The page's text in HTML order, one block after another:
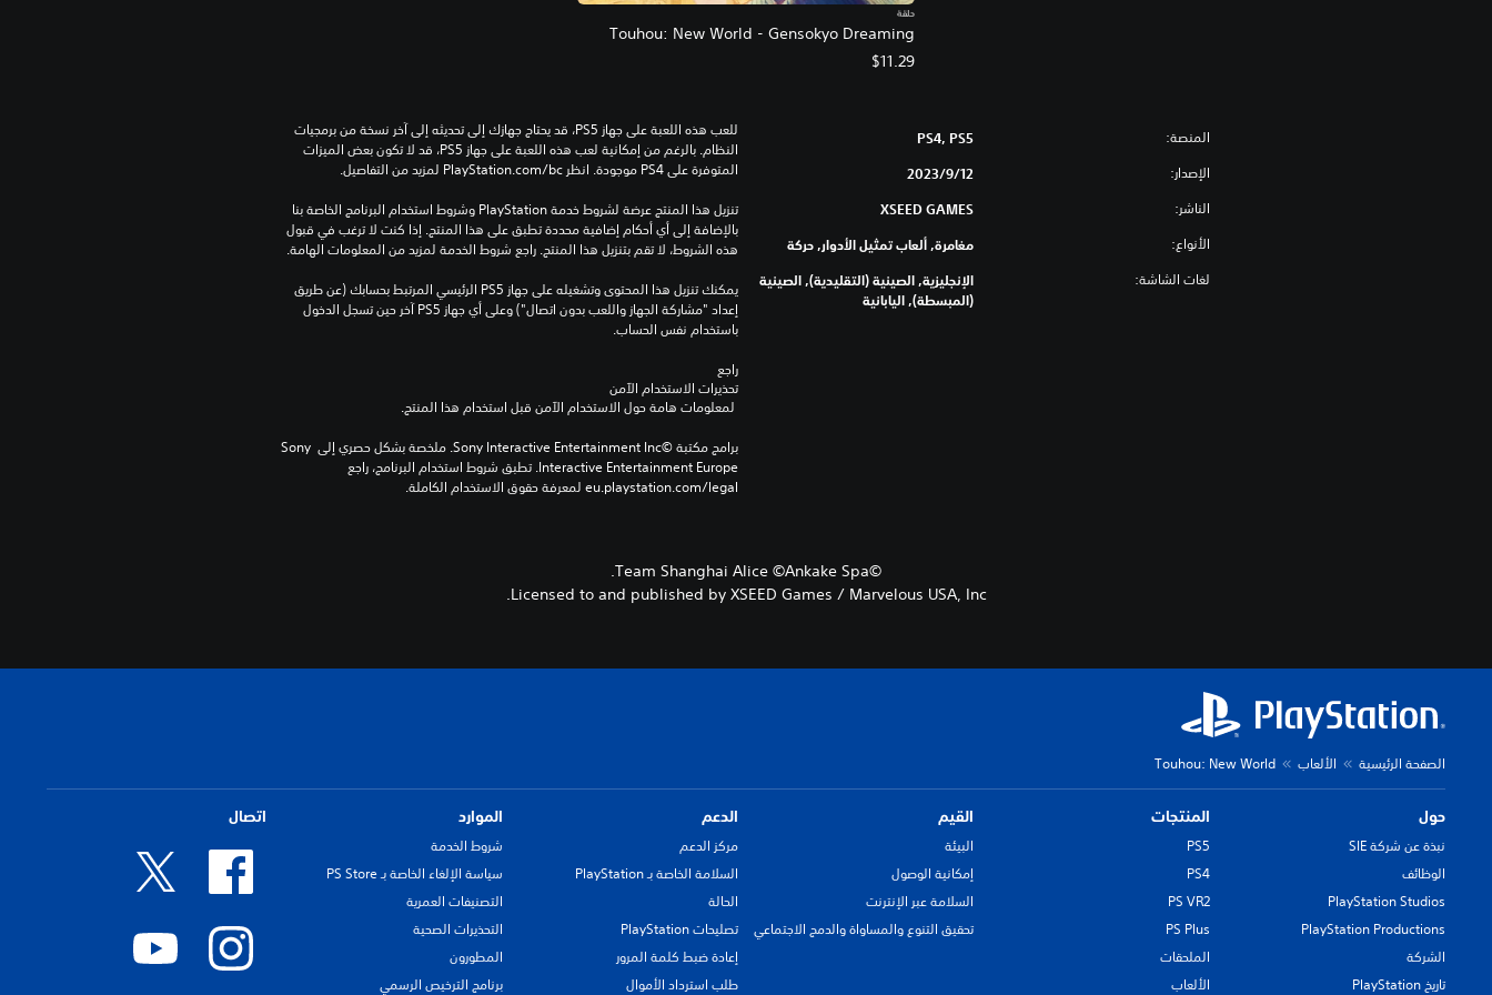
5
Touhou: New World - Gensokyo Dreaming
حلقة
$11.29
المنصة: PS4, PS5
الإصدار: 12‏/9‏/2023
الناشر: XSEED GAMES
الأنواع: مغامرة, ألعاب تمثيل الأدوار, حركة
لغات الشاشة:
الإنجليزية, الصينية (التقليدية), الصينية
(المبسطة), اليابانية
للعب هذه اللعبة على جهاز PS5، قد يحتاج جهازك إلى تحديثه إلى آخر نسخة من برمجيات
النظام. بالرغم من إمكانية لعب هذه اللعبة على جهاز PS5، قد لا تكون بعض الميزات
المتوفرة على PS4 موجودة. انظر ‎PlayStation.com/bc لمزيد من التفاصيل.
بالإضافة إلى أي أحكام إضافية محددة تطبق على هذا المنتج. إذا كنت لا ترغب في قبول
هذه الشروط، لا تقم بتنزيل هذا المنتج. راجع شروط الخدمة لمزيد من المعلومات الهامة.
يمكنك تنزيل هذا المحتوى وتشغيله على جهاز PS5 الرئيسي المرتبط بحسابك (عن طريق
إعداد "مشاركة الجهاز واللعب بدون اتصال") وعلى أي جهاز PS5 آخر حين تسجل الدخول
باستخدام نفس الحساب.
راجع
تحذيرات الاستخدام الآمن
برامج مكتبة ©Sony Interactive Entertainment Inc. ملخصة بشكل حصري إلى Sony
eu.playstation.com/legal لمعرفة حقوق الاستخدام الكاملة.
©Team Shanghai Alice ©Ankake Spa.
Licensed to and published by XSEED Games / Marvelous USA, Inc.
الصفحة الرئيسية الألعاب Touhou: New World
حول
نبذة عن شركة SIE
الوظائف
PlayStation Studios
PlayStation Productions
الشركة
تاريخ PlayStation
المنتجات
PS5
PS4
PS VR2
PS Plus
الملحقات
الألعاب
القيم
البيئة
إمكانية الوصول
السلامة عبر الإنترنت
تحقيق التنوع والمساواة والدمج الاجتماعي
الدعم
مركز الدعم
السلامة الخاصة بـ PlayStation
الحالة
تصليحات PlayStation
إعادة ضبط كلمة المرور
طلب استرداد الأموال
الموارد
شروط الخدمة
سياسة الإلغاء الخاصة بـ PS Store
التصنيفات العمرية
التحذيرات الصحية
المطورون
برنامج الترخيص الرسمي
اتصال